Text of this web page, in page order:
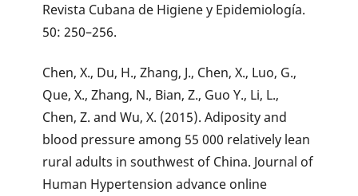
Revista Cubana de Higiene y Epidemiología.
50: 250–256.
Chen, X., Du, H., Zhang, J., Chen, X., Luo, G.,
Que, X., Zhang, N., Bian, Z., Guo Y., Li, L.,
Chen, Z. and Wu, X. (2015). Adiposity and
blood pressure among 55 000 relatively lean
rural adults in southwest of China. Journal of
Human Hypertension advance online